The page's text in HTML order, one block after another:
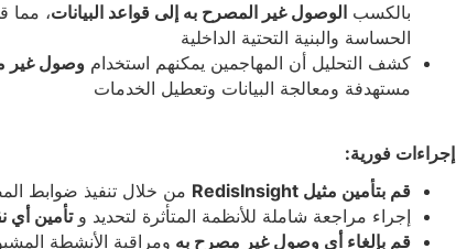
بالكسب الوصول غير المصرح به إلى قواعد البيانات، مما
الحساسة والبنية التحتية الداخلية
كشف التحليل أن المهاجمين يمكنهم استخدام وصول غير
مستهدفة ومعالجة البيانات وتعطيل الخدمات
إجراءات فورية:
قم بتأمين مثيل RedisInsight
من خلال تنفيذ ضوابط
إجراء مراجعة شاملة للأنظمة المتأثرة لتحديد وتأمين
قم بإلغاء أي وصول غير مصرح به ومراقبة الأنشطة